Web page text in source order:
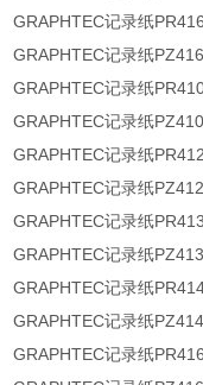
GRAPHTEC记录纸
GRAPHTEC记录纸
GRAPHTEC记录纸
GRAPHTEC记录纸
GRAPHTEC记录纸
GRAPHTEC记录纸
GRAPHTEC记录纸
GRAPHTEC记录纸
GRAPHTEC记录纸
GRAPHTEC记录纸
GRAPHTEC记录纸